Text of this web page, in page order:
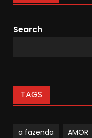
Search
TAGS
a fazenda AMOR